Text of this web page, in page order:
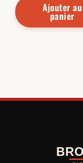
Ajouter au
panier